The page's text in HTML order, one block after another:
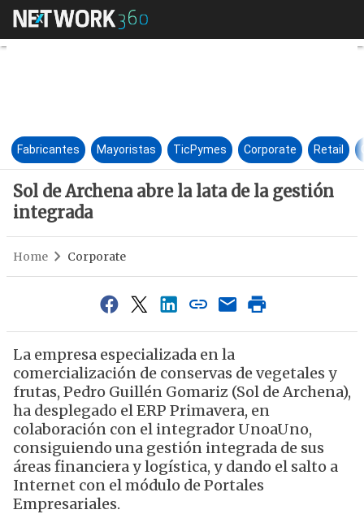
Sol de Archena abre la lata
Fabricantes Mayoristas TicPymes Corporate Retail
Sol de Archena abre la lata de la gestión
integrada
Home Corporate
La empresa especializada en la
comercialización de conservas de vegetales y
frutas, Pedro Guillén Gomariz (Sol de Archena),
ha desplegado el ERP Primavera, en
colaboración con el integrador UnoaUno,
consiguiendo una gestión integrada de sus
áreas financiera y logística, y dando el salto a
Internet con el módulo de Portales
Empresariales.